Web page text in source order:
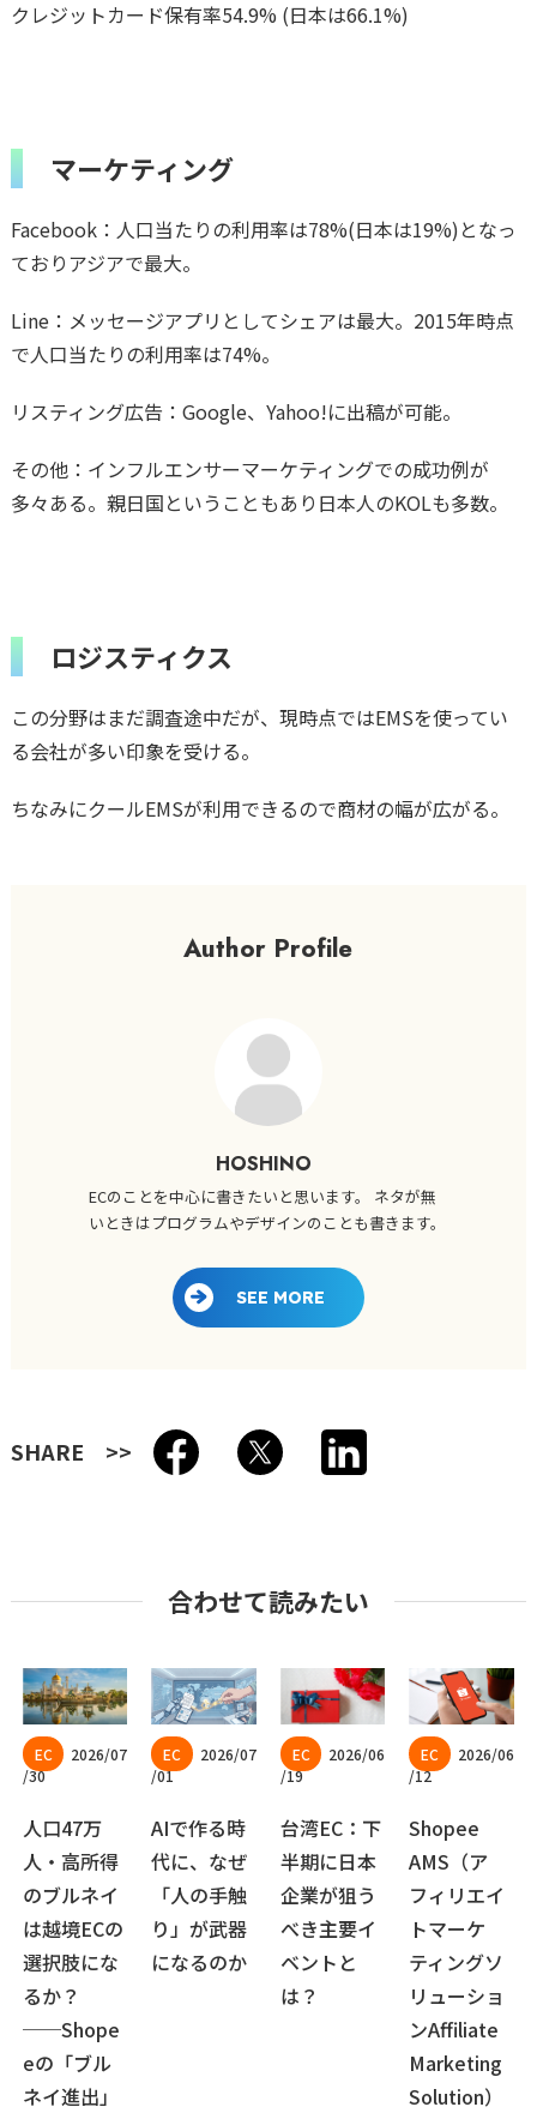
クレジットカード保有率54.9% (日本は66.1%)
マーケティング
Facebook：人口当たりの利用率は78%(日本は19%)となっ
ておりアジアで最大。
Line：メッセージアプリとしてシェアは最大。2015年時点
で人口当たりの利用率は74%。
リスティング広告：Google、Yahoo!に出稿が可能。
その他：インフルエンサーマーケティングでの成功例が
多々ある。親日国ということもあり日本人のKOLも多数。
ロジスティクス
この分野はまだ調査途中だが、現時点ではEMSを使ってい
る会社が多い印象を受ける。
ちなみにクールEMSが利用できるので商材の幅が広がる。
Author Profile
HOSHINO
ECのことを中心に書きたいと思います。 ネタが無
いときはプログラムやデザインのことも書きます。
SEE MORE
SHARE
合わせて読みたい
2026/07
/30
人口47万
人・高所得
のブルネイ
は越境ECの
選択肢にな
るか？
──Shope
eの「ブル
ネイ進出」
2026/07
/01
AIで作る時
代に、なぜ
「人の手触
り」が武器
になるのか
2026/06
/19
台湾EC：下
半期に日本
企業が狙う
べき主要イ
ベントと
は？
2026/06
/12
Shopee
AMS（ア
フィリエイ
トマーケ
ティングソ
リューショ
ンAffiliate
Marketing
Solution）